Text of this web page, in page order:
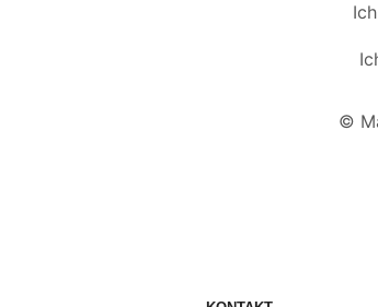
© Mary